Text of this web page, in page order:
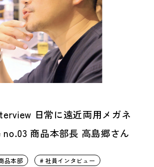
日常に遠近両用メガネ
商品本部長 高島郷さん
品本部 # 社員インタビュー